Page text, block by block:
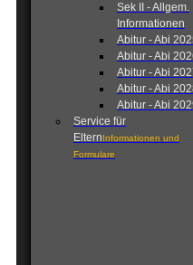
Sek II - Allgem.
Informationen
Abitur - Abi
Abitur - Abi
Abitur - Abi
Abitur - Abi
Abitur - Abi
Service für
ElternInformationen und
Formulare